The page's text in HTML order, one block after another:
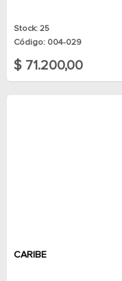
Stock: 25
Código: 004-029
$ 71.200,00
CARIBE